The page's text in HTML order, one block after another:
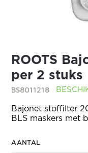
ROOTS
per 2 stuks
BS8011218
Bajonet stoffilter
BLS maskers met
AANTAL